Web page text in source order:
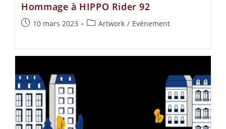
Hommage à HIPPO Rider 92
10 mars 2023 Artwork / Evénement